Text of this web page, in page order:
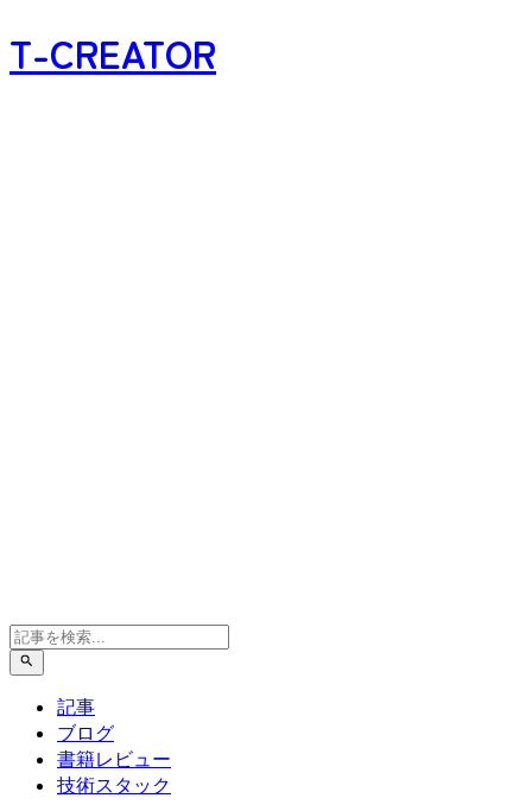
T-CREATOR
記事
ブログ
書籍レビュー
技術スタック